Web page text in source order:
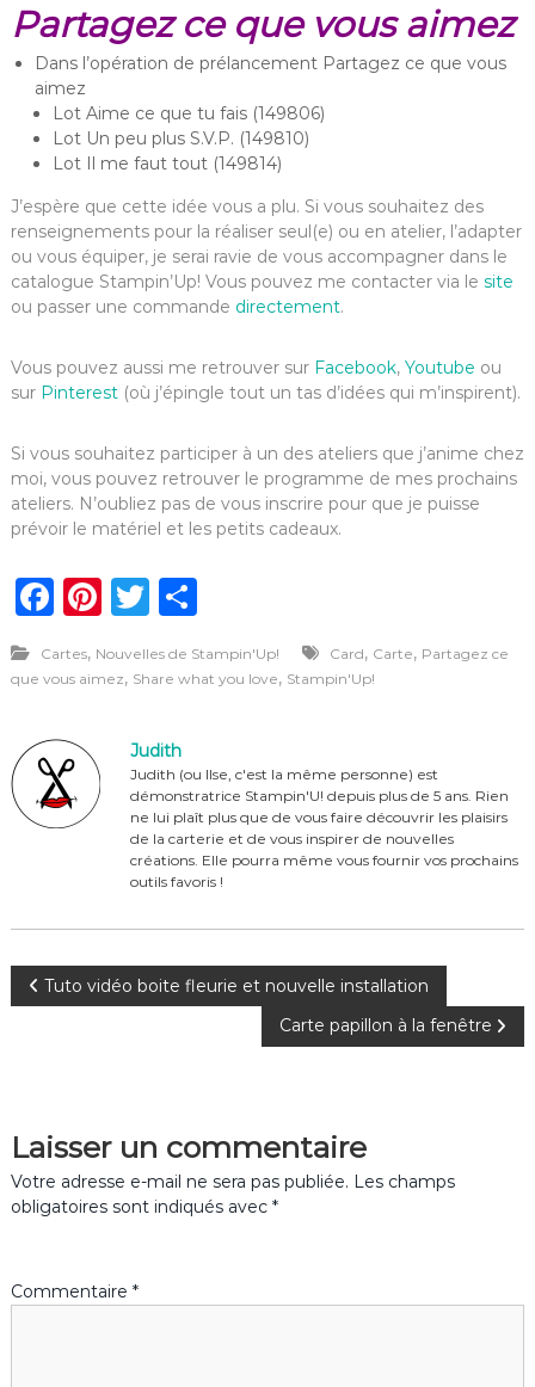
Partagez ce que vous aimez
Dans l’opération de prélancement Partagez ce que vous
aimez
Lot Aime ce que tu fais (149806)
Lot Un peu plus S.V.P. (149810)
Lot Il me faut tout (149814)
J’espère que cette idée vous a plu. Si vous souhaitez des
renseignements pour la réaliser seul(e) ou en atelier, l’adapter
ou vous équiper, je serai ravie de vous accompagner dans le
catalogue Stampin’Up! Vous pouvez me contacter via le site
ou passer une commande directement.
Vous pouvez aussi me retrouver sur Facebook, Youtube ou
sur Pinterest (où j’épingle tout un tas d’idées qui m’inspirent).
Si vous souhaitez participer à un des ateliers que j’anime chez
moi, vous pouvez retrouver le programme de mes prochains
ateliers. N’oubliez pas de vous inscrire pour que je puisse
prévoir le matériel et les petits cadeaux.
F
c
b
o
o
Pi
te
st
T
it
r
P
ta
Cartes, Nouvelles de Stampin'Up! Card, Carte, Partagez ce
que vous aimez, Share what you love, Stampin'Up!
Judith
Judith (ou Ilse, c'est la même personne) est
démonstratrice Stampin'U! depuis plus de 5 ans. Rien
ne lui plaît plus que de vous faire découvrir les plaisirs
de la carterie et de vous inspirer de nouvelles
créations. Elle pourra même vous fournir vos prochains
outils favoris !
N
i
g
t
Tuto vidéo boite fleurie et nouvelle installation
Carte papillon à la fenêtre
Laisser un commentaire
Votre adresse e-mail ne sera pas publiée. Les champs
obligatoires sont indiqués avec *
Commentaire *